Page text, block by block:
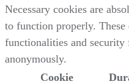
Necessary cookies are
to function properly. These
functionalities and security
anonymously.
Cookie